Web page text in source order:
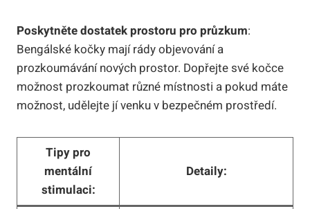
Poskytněte dostatek prostoru pro průzkum:
Bengálské kočky mají rády objevování a
prozkoumávání nových prostor. Dopřejte své kočce
možnost prozkoumat různé místnosti a pokud máte
možnost, udělejte jí venku v bezpečném prostředí.
Tipy pro
mentální
stimulaci:
Detaily: